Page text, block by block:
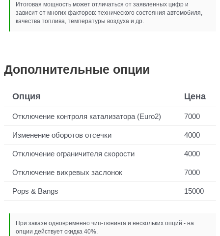
Итоговая мощность может отличаться от заявленных цифр и
зависит от многих факторов: технического состояния автомобиля,
качества топлива, температуры воздуха и др.
Дополнительные опции
Опция Цена
Отключение контроля катализатора (Euro2) 7000
Изменение оборотов отсечки 4000
Отключение ограничителя скорости 4000
Отключение вихревых заслонок 7000
Pops & Bangs 15000
При заказе одновременно чип-тюнинга и нескольких опций - на
опции действует скидка 40%.